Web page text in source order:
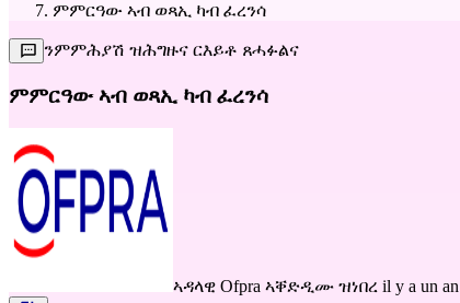
ምምርዓው ኣብ ወጻኢ ካብ ፈረንሳ
ንምምሕያሽ ዝሕግዙና ርእይቶ ጸሓፉልና
ምምርዓው ኣብ ወጻኢ ካብ ፈረንሳ
ኣዳላዊ Ofpra ኣቐድዲሙ ዝነበረ il y a un an